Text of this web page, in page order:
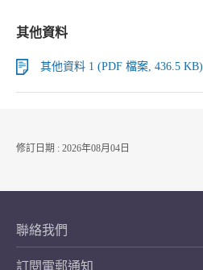
其他資料
其他資料 1 (PDF 檔案, 436.5 KB)
修訂日期 : 2026年08月04日
聯絡我們
訂閱電郵通知